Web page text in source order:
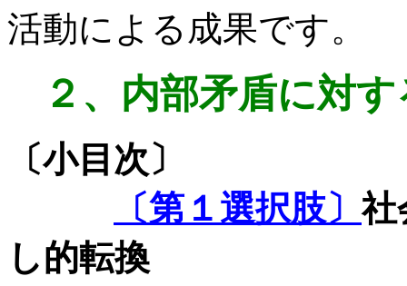
活動による 成果です。
２、 内部矛盾に対
〔小目次〕
〔第１選択肢〕社
し的転換